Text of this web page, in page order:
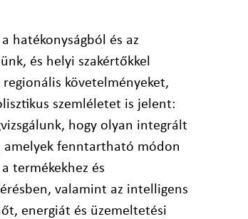
hatékonyságból és az
és helyi szakértőkkel
követelményeket,
szemléletet is jelent:
hogy olyan integrált
amelyek fenntartható módon
termékekhez és
valamint az intelligens
energiát és üzemeltetési